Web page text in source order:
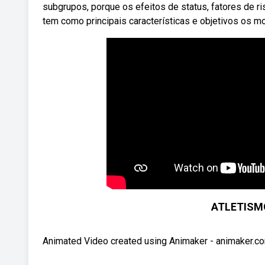
subgrupos, porque os efeitos de status, fatores de
tem como principais características e objetivos os
Animated Video created using Animaker -